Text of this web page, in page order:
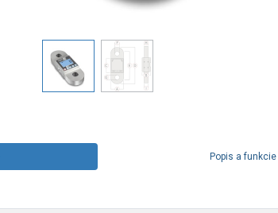
Popis a funkcie